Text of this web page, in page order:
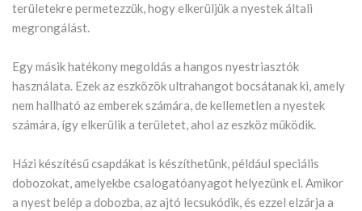
területekre permetezzük, hogy elkerüljük a nyestek általi
megrongálást.
Egy másik hatékony megoldás a hangos nyestriasztók
használata. Ezek az eszközök ultrahangot bocsátanak ki, amely
nem hallható az emberek számára, de kellemetlen a nyestek
számára, így elkerülik a területet, ahol az eszköz működik.
Házi készítésű csapdákat is készíthetünk, például speciális
dobozokat, amelyekbe csalogatóanyagot helyezünk el. Amikor
a nyest belép a dobozba, az ajtó lecsukódik, és ezzel elzárja a